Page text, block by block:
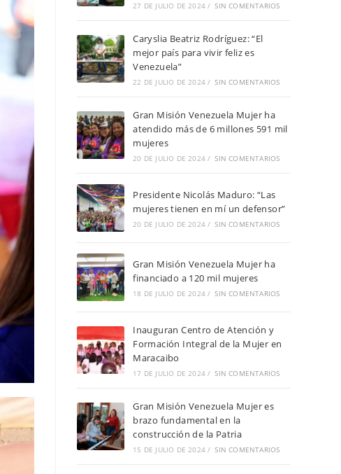
27 DE JULIO DE 2024 / SIN COMENTARIOS
Caryslia Beatriz Rodríguez: “El
mejor país para vivir feliz es
Venezuela”
22 DE JULIO DE 2024 / SIN COMENTARIOS
Gran Misión Venezuela Mujer ha
atendido más de 6 millones 591 mil
mujeres
20 DE JULIO DE 2024 / SIN COMENTARIOS
Presidente Nicolás Maduro: “Las
mujeres tienen en mí un defensor”
20 DE JULIO DE 2024 / SIN COMENTARIOS
Gran Misión Venezuela Mujer ha
financiado a 120 mil mujeres
18 DE JULIO DE 2024 / SIN COMENTARIOS
Inauguran Centro de Atención y
Formación Integral de la Mujer en
Maracaibo
17 DE JULIO DE 2024 / SIN COMENTARIOS
Gran Misión Venezuela Mujer es
brazo fundamental en la
construcción de la Patria
15 DE JULIO DE 2024 / SIN COMENTARIOS